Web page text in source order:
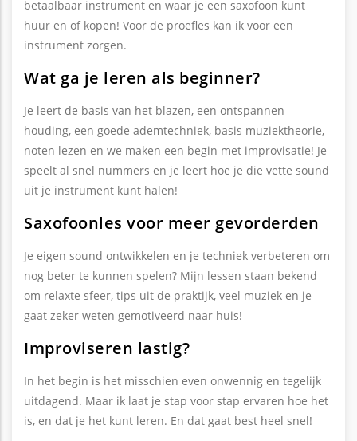
betaalbaar instrument en waar je een saxofoon kunt
huur en of kopen! Voor de proefles kan ik voor een
instrument zorgen.
Wat ga je leren als beginner?
Je leert de basis van het blazen, een ontspannen
houding, een goede ademtechniek, basis muziektheorie,
noten lezen en we maken een begin met improvisatie! Je
speelt al snel nummers en je leert hoe je die vette sound
uit je instrument kunt halen!
Saxofoonles voor meer gevorderden
Je eigen sound ontwikkelen en je techniek verbeteren om
nog beter te kunnen spelen? Mijn lessen staan bekend
om relaxte sfeer, tips uit de praktijk, veel muziek en je
gaat zeker weten gemotiveerd naar huis!
Improviseren lastig?
In het begin is het misschien even onwennig en tegelijk
uitdagend. Maar ik laat je stap voor stap ervaren hoe het
is, en dat je het kunt leren. En dat gaat best heel snel!